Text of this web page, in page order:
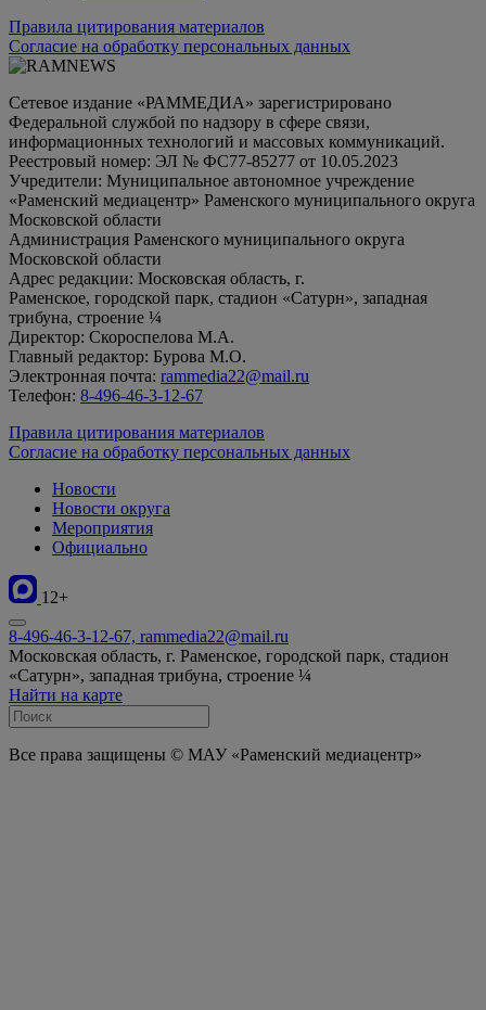
Правила цитирования материалов
Согласие на обработку персональных данных
Сетевое издание «РАММЕДИА» зарегистрировано
Федеральной службой по надзору в сфере связи,
информационных технологий и массовых коммуникаций.
Реестровый номер: ЭЛ № ФС77-85277 от 10.05.2023
Учредители: Муниципальное автономное учреждение
«Раменский медиацентр» Раменского муниципального округа
Московской области
Администрация Раменского муниципального округа
Московской области
Адрес редакции: Московская область, г.
Раменское, городской парк, стадион «Сатурн», западная
трибуна, строение ¼
Директор: Скороспелова М.А.
Главный редактор: Бурова М.О.
Электронная почта: rammedia22@mail.ru
Телефон: 8-496-46-3-12-67
Правила цитирования материалов
Согласие на обработку персональных данных
Новости
Новости округа
Мероприятия
Официально
12+
8-496-46-3-12-67, rammedia22@mail.ru
Московская область, г. Раменское, городской парк, стадион
«Сатурн», западная трибуна, строение ¼
Найти на карте
Все права защищены © МАУ «Раменский медиацентр»